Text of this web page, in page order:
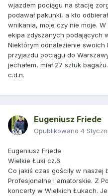
wjazdem pociągu na stację
podawał pakunki, a kto
wnikania, moje czy nie moje.
ekipa zdyszanych podających
Niektórym odnalezienie swoich
przyjazdu pociągu do
jechałem, miał 27 sztuk bagażu.
c.d.n.
Eugeniusz Friede
Opublikowano 4
Eugeniusz Friede
Wielkie Łuki cz.6.
Co jakiś czas gościły w naszej
Profesjonalne i amatorskie. Z
koncerty w Wielkich Łukach.